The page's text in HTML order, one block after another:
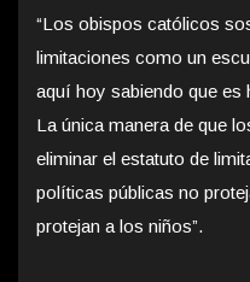
“Los obispos católicos
limitaciones como un
aquí hoy sabiendo que es
La única manera de que
eliminar el estatuto de
políticas públicas no
protejan a los niños”.